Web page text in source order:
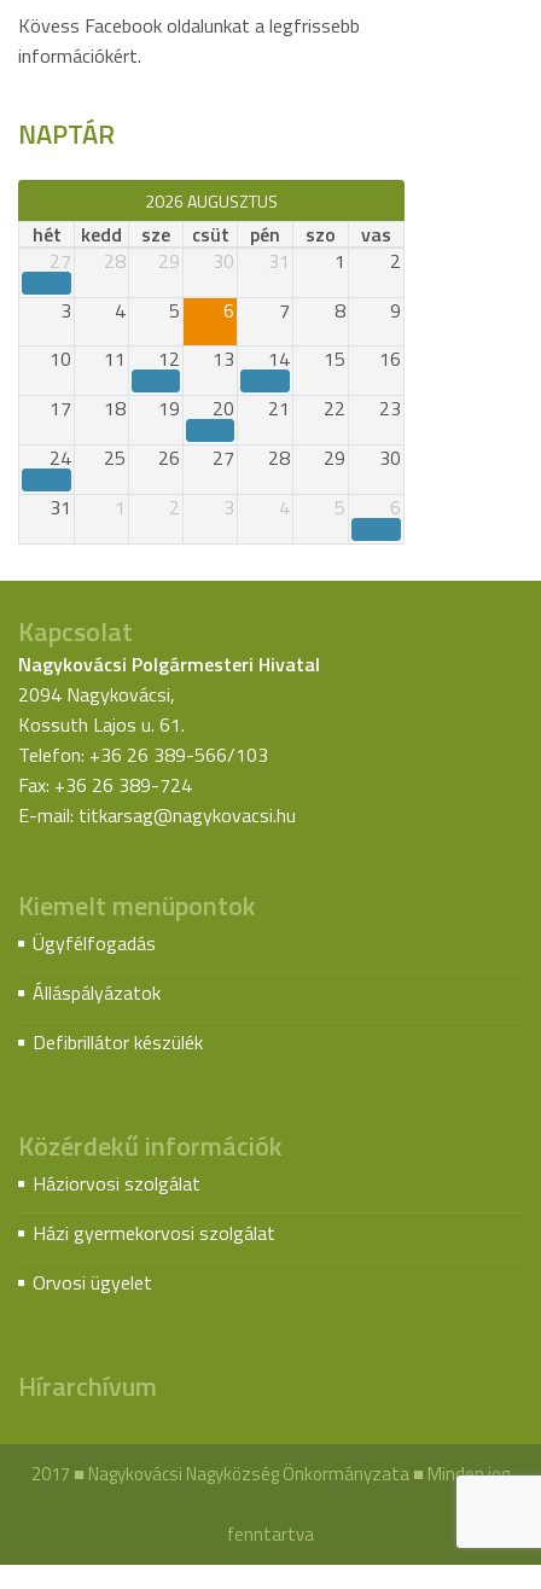
Kövess Facebook oldalunkat a legfrissebb
információkért.
NAPTÁR
2026 AUGUSZTUS
hét kedd sze csüt pén szo
vas
27
28 29 30 31 1
2
3
4 5 6 7 8
9
10
11 12 13 14 15
16
17
18 19 20 21 22
23
24
25 26 27 28 29
30
31
1 2 3 4 5 6
Kapcsolat
Nagykovácsi Polgármesteri Hivatal
2094 Nagykovácsi,
Kossuth Lajos u. 61.
Telefon: +36 26 389-566/103
Fax: +36 26 389-724
E-mail: titkarsag@nagykovacsi.hu
Kiemelt menüpontok
Ügyfélfogadás
Álláspályázatok
Defibrillátor készülék
Közérdekű információk
Háziorvosi szolgálat
Házi gyermekorvosi szolgálat
Orvosi ügyelet
Hírarchívum
2017 ■ Nagykovácsi Nagyközség Önkormányzata ■ Minden jog
fenntartva